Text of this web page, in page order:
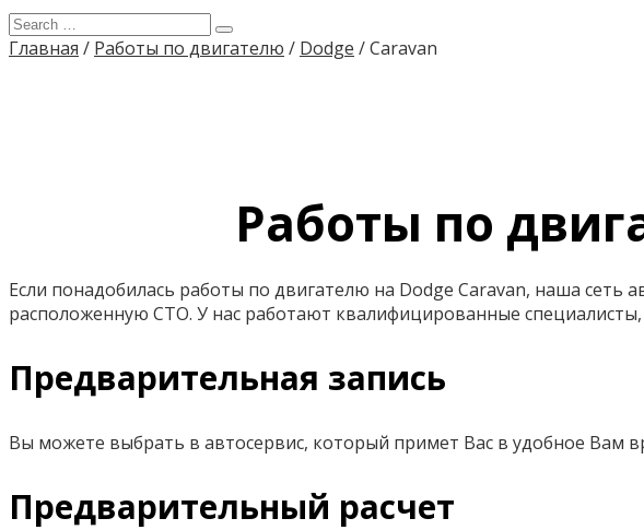
Главная / Работы по двигателю / Dodge /Caravan
Работы по
Если понадобилась работы по двигателю на Dodge Caravan, наша сеть
расположенную СТО. У нас работают квалифицированные
Предварительная запись
Вы можете выбрать в автосервис, который примет Вас в удобное Вам
Предварительный расчет